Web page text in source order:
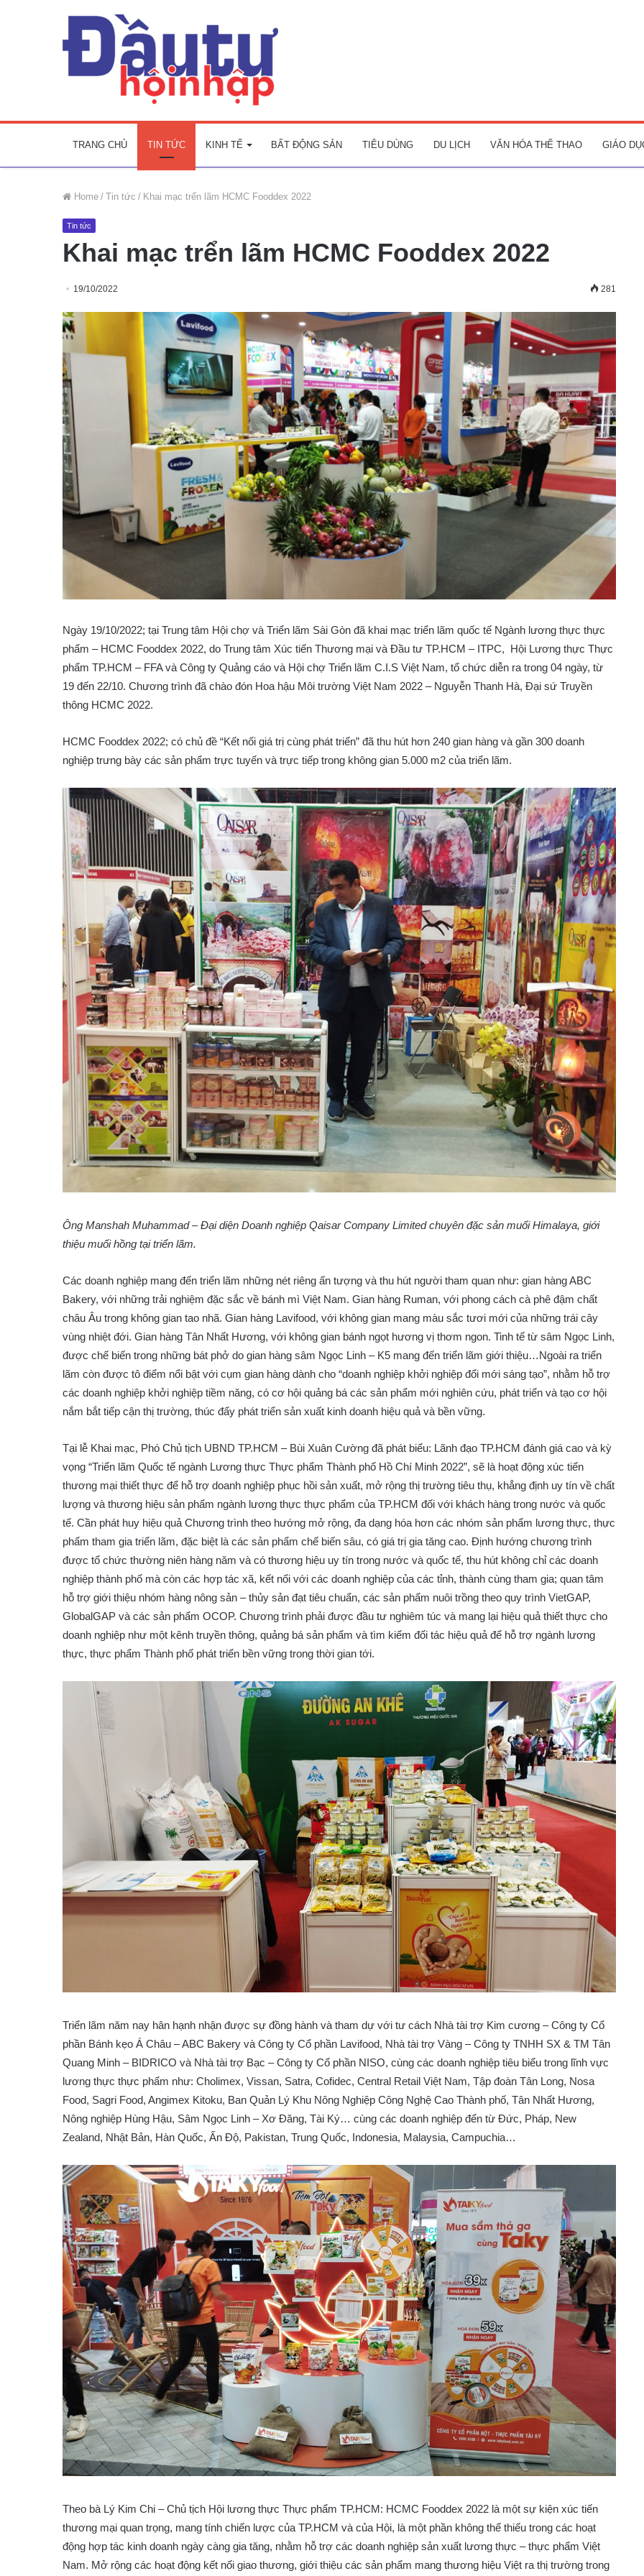
TRANG CHỦ TIN TỨC KINH TẾ BẤT ĐỘNG SẢN TIÊU DÙNG DU LỊCH VĂN HÓA THỂ THAO GIÁO
Home / Tin tức / Khai mạc trển lãm HCMC Fooddex 2022
Tin tức
Khai mạc trển lãm HCMC Fooddex 2022
19/10/2022 281
Ngày 19/10/2022; tại Trung tâm Hội chợ và Triển lãm Sài Gòn đã khai mạc triển lãm quốc tế Ngành lương thực thực
phẩm – HCMC Fooddex 2022, do Trung tâm Xúc tiến Thương mại và Đầu tư TP.HCM – ITPC, Hội Lương thực Thực
phẩm TP.HCM – FFA và Công ty Quảng cáo và Hội chợ Triển lãm C.I.S Việt Nam, tổ chức diễn ra trong 04 ngày, từ
19 đến 22/10. Chương trình đã chào đón Hoa hậu Môi trường Việt Nam 2022 – Nguyễn Thanh Hà, Đại sứ Truyền
thông HCMC 2022.
HCMC Fooddex 2022; có chủ đề “Kết nối giá trị cùng phát triển” đã thu hút hơn 240 gian hàng và gần 300 doanh
nghiệp trưng bày các sản phẩm trực tuyến và trực tiếp trong không gian 5.000 m2 của triển lãm.
Ông Manshah Muhammad – Đại diện Doanh nghiệp Qaisar Company Limited chuyên đặc sản muối Himalaya, giới
thiệu muối hồng tại triển lãm.
Các doanh nghiệp mang đến triển lãm những nét riêng ấn tượng và thu hút người tham quan như: gian hàng ABC
Bakery, với những trải nghiệm đặc sắc về bánh mì Việt Nam. Gian hàng Ruman, với phong cách cà phê đậm chất
châu Âu trong không gian tao nhã. Gian hàng Lavifood, với không gian mang màu sắc tươi mới của những trái cây
vùng nhiệt đới. Gian hàng Tân Nhất Hương, với không gian bánh ngọt hương vị thơm ngon. Tinh tế từ sâm Ngọc Linh,
được chế biến trong những bát phở do gian hàng sâm Ngọc Linh – K5 mang đến triển lãm giới thiệu…Ngoài ra triển
lãm còn được tô điểm nổi bật với cụm gian hàng dành cho “doanh nghiệp khởi nghiệp đổi mới sáng tạo”, nhằm hỗ trợ
các doanh nghiệp khởi nghiệp tiềm năng, có cơ hội quảng bá các sản phẩm mới nghiên cứu, phát triển và tạo cơ hội
nắm bắt tiếp cận thị trường, thúc đẩy phát triển sản xuất kinh doanh hiệu quả và bền vững.
Tại lễ Khai mạc, Phó Chủ tịch UBND TP.HCM – Bùi Xuân Cường đã phát biểu: Lãnh đạo TP.HCM đánh giá cao và kỳ
vọng “Triển lãm Quốc tế ngành Lương thực Thực phẩm Thành phố Hồ Chí Minh 2022”, sẽ là hoạt động xúc tiến
thương mại thiết thực để hỗ trợ doanh nghiệp phục hồi sản xuất, mở rộng thị trường tiêu thụ, khẳng định uy tín về chất
lượng và thương hiệu sản phẩm ngành lương thực thực phẩm của TP.HCM đối với khách hàng trong nước và quốc
tế. Cần phát huy hiệu quả Chương trình theo hướng mở rộng, đa dạng hóa hơn các nhóm sản phẩm lương thực, thực
phẩm tham gia triển lãm, đặc biệt là các sản phẩm chế biến sâu, có giá trị gia tăng cao. Định hướng chương trình
được tổ chức thường niên hàng năm và có thương hiệu uy tín trong nước và quốc tế, thu hút không chỉ các doanh
nghiệp thành phố mà còn các hợp tác xã, kết nối với các doanh nghiệp của các tỉnh, thành cùng tham gia; quan tâm
hỗ trợ giới thiệu nhóm hàng nông sản – thủy sản đạt tiêu chuẩn, các sản phẩm nuôi trồng theo quy trình VietGAP,
GlobalGAP và các sản phẩm OCOP. Chương trình phải được đầu tư nghiêm túc và mang lại hiệu quả thiết thực cho
doanh nghiệp như một kênh truyền thông, quảng bá sản phẩm và tìm kiếm đối tác hiệu quả để hỗ trợ ngành lương
thực, thực phẩm Thành phố phát triển bền vững trong thời gian tới.
Triển lãm năm nay hân hạnh nhận được sự đồng hành và tham dự với tư cách Nhà tài trợ Kim cương – Công ty Cổ
phần Bánh kẹo Á Châu – ABC Bakery và Công ty Cổ phần Lavifood, Nhà tài trợ Vàng – Công ty TNHH SX & TM Tân
Quang Minh – BIDRICO và Nhà tài trợ Bạc – Công ty Cổ phần NISO, cùng các doanh nghiệp tiêu biểu trong lĩnh vực
lương thực thực phẩm như: Cholimex, Vissan, Satra, Cofidec, Central Retail Việt Nam, Tập đoàn Tân Long, Nosa
Food, Sagri Food, Angimex Kitoku, Ban Quản Lý Khu Nông Nghiệp Công Nghệ Cao Thành phố, Tân Nhất Hương,
Nông nghiệp Hùng Hậu, Sâm Ngọc Linh – Xơ Đăng, Tài Ký… cùng các doanh nghiệp đến từ Đức, Pháp, New
Zealand, Nhật Bản, Hàn Quốc, Ấn Độ, Pakistan, Trung Quốc, Indonesia, Malaysia, Campuchia…
Theo bà Lý Kim Chi – Chủ tịch Hội lương thực Thực phẩm TP.HCM: HCMC Fooddex 2022 là một sự kiện xúc tiến
thương mại quan trọng, mang tính chiến lược của TP.HCM và của Hội, là một phần không thể thiếu trong các hoạt
động hợp tác kinh doanh ngày càng gia tăng, nhằm hỗ trợ các doanh nghiệp sản xuất lương thực – thực phẩm Việt
Nam. Mở rộng các hoạt động kết nối giao thương, giới thiệu các sản phẩm mang thương hiệu Việt ra thị trường trong